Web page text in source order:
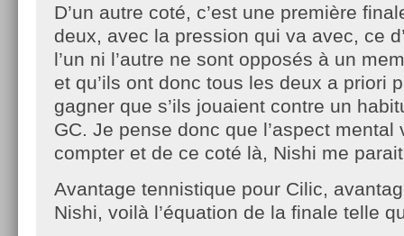
D’un autre coté, c’est une première
deux, avec la pression qui va avec, ce
l’un ni l’autre ne sont opposés à un
et qu’ils ont donc tous les deux a priori
gagner que s’ils jouaient contre un
GC. Je pense donc que l’aspect mental
compter et de ce coté là, Nishi me
Avantage tennistique pour Cilic,
Nishi, voilà l’équation de la finale telle